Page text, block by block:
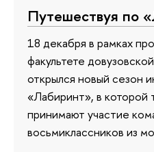
Путешествуя по
18 декабря в рамках
факультете
открылся новый сезон
«Лабиринт», в которой
принимают участие
восьмиклассников из